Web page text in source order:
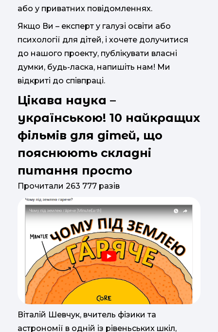
або у приватних повідомленнях.
Якщо Ви – експерт у галузі освіти або
психології для дітей, і хочете долучитися
до нашого проекту, публікувати власні
думки, будь-ласка, напишіть нам! Ми
відкриті до співпраці.
Цікава наука –
українською! 10 найкращих
фільмів для дітей, що
пояснюють складні
питання просто
Прочитали 263 777 разів
Віталій Шевчук, вчитель фізики та
астрономії в одній із рівеньських шкіл,